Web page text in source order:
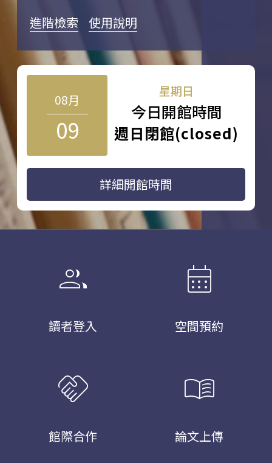
進階檢索 使用說明
08月
09
星期日
今日開館時間
週日閉館(closed)
詳細開館時間
group
讀者登入
calendar_month
空間預約
handshake
館際合作
menu_book
論文上傳